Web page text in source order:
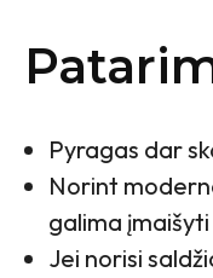
Pyragas dar
Norint
galima
Jei norisi